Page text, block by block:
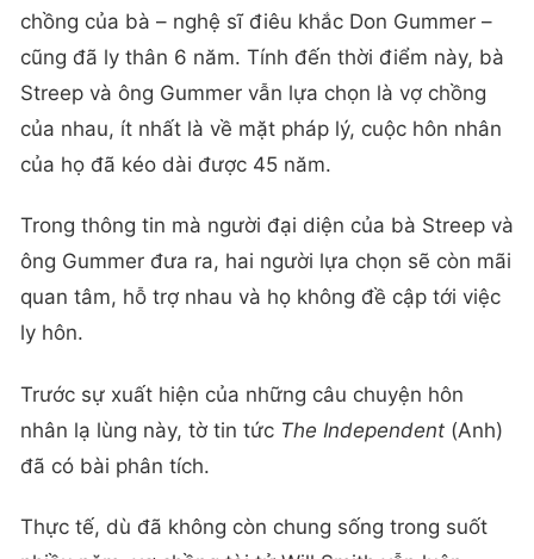
chồng của bà – nghệ sĩ điêu khắc Don Gummer –
cũng đã ly thân 6 năm. Tính đến thời điểm này, bà
Streep và ông Gummer vẫn lựa chọn là vợ chồng
của nhau, ít nhất là về mặt pháp lý, cuộc hôn nhân
của họ đã kéo dài được 45 năm.
Trong thông tin mà người đại diện của bà Streep và
ông Gummer đưa ra, hai người lựa chọn sẽ còn mãi
quan tâm, hỗ trợ nhau và họ không đề cập tới việc
ly hôn.
Trước sự xuất hiện của những câu chuyện hôn
nhân lạ lùng này, tờ tin tức The Independent (Anh)
đã có bài phân tích.
Thực tế, dù đã không còn chung sống trong suốt